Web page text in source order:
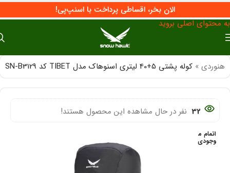
به محتوای اصلی بروید
الان بخر، اقساطی پرداخت با اسنپ‌پی!
» کوله پشتی 5+40 لیتری اسنوهاک مدل TIBET کد SN-B3129
32 نفر در حال مشاهده این محصول هستند!
اتمام م
وجودی